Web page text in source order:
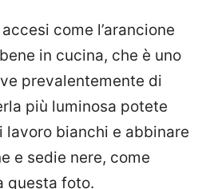
come l’arancione
in cucina, che è uno
prevalentemente di
più luminosa potete
lavoro bianchi e abbinare
e sedie nere, come
questa foto.